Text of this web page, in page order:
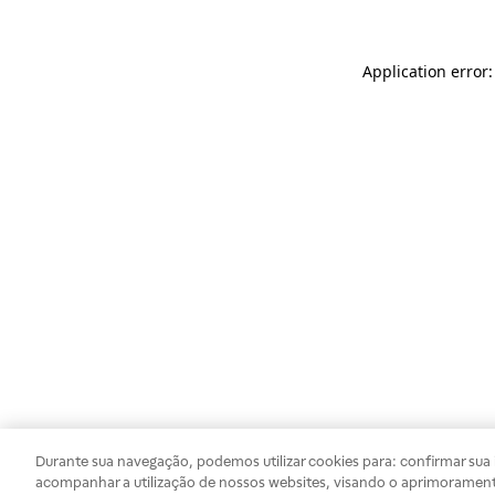
Application
Durante sua navegação, podemos utilizar cookies para: confirmar
acompanhar a utilização de nossos websites, visando o